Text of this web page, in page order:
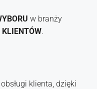
w branży
KLIENTÓW.
klienta, dzięki